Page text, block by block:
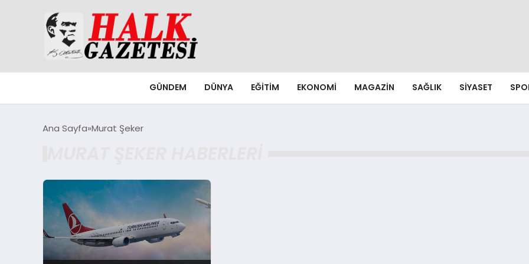
GÜNDEM DÜNYA EĞITIM EKONOMI MAGAZIN SAĞLIK SIYASET
Ana Sayfa Murat Şeker